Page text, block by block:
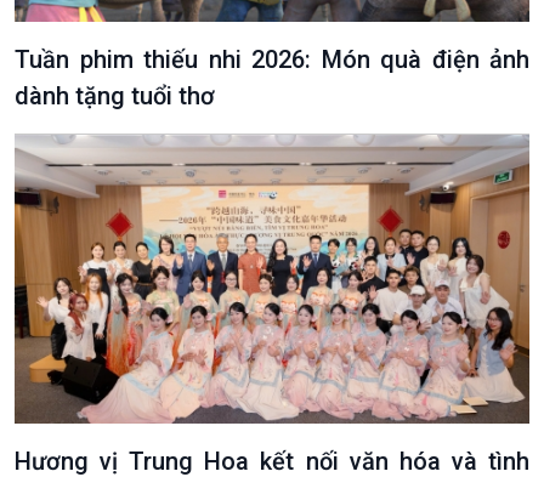
Đối thoại
Chuyện đêm
Tuần phim thiếu nhi 2026: Món quà điện ảnh
dành tặng tuổi thơ
Hương vị Trung Hoa kết nối văn hóa và tình